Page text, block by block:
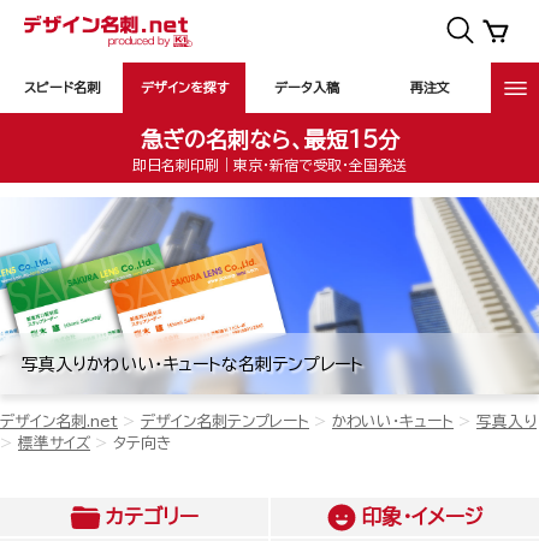
スピード名刺 デザインを探す データ入稿 再注文
急ぎの名刺なら、最短15分
即日名刺印刷｜東京・新宿で受取・全国発送
写真入りかわいい・キュートな名刺テンプレート
デザイン名刺.net デザイン名刺テンプレート かわいい・キュート
写真入り
標準サイズ
タテ向き
カテゴリー
印象・イメージ